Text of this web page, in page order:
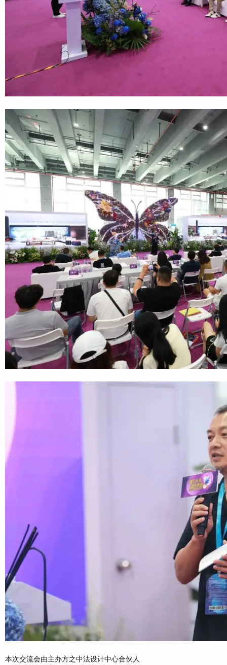
本次交流会由主办方之中法设计中心合伙人